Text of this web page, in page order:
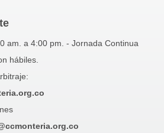
am. a 4:00 pm. - Jornada Continua
hábiles.